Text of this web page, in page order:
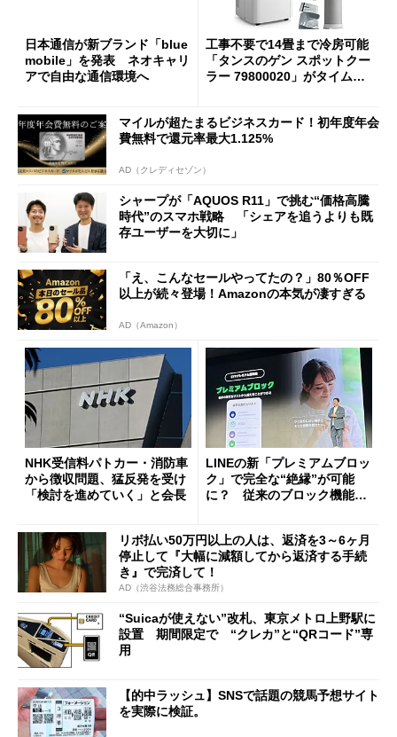
日本通信が新ブランド「blue
mobile」を発表 ネオキャリ
アで自由な通信環境へ
工事不要で14畳まで冷房可能
「タンスのゲン スポットクー
ラー 79800020」がタイムセ
マイルが超たまるビジネスカード！初年度年会
費無料で還元率最大1.125%
AD（クレディセゾン）
シャープが「AQUOS R11」で挑む“価格高騰
時代”のスマホ戦略 「シェアを追うよりも既
存ユーザーを大切に」
「え、こんなセールやってたの？」80％OFF
以上が続々登場！Amazonの本気が凄すぎる
AD（Amazon）
NHK受信料パトカー・消防車
から徴収問題、猛反発を受け
「検討を進めていく」と会長
LINEの新「プレミアムブロッ
ク」で完全な“絶縁”が可能
に？ 従来のブロック機能と
リボ払い50万円以上の人は、返済を3～6ヶ月
停止して『大幅に減額してから返済する手続
き』で完済して！
AD（渋谷法務総合事務所）
“Suicaが使えない”改札、東京メトロ上野駅に
設置 期間限定で “クレカ”と“QRコード”専
用
【的中ラッシュ】SNSで話題の競馬予想サイト
を実際に検証。